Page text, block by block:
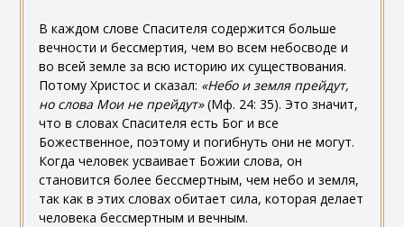
В каждом слове Спасителя содержится больше
вечности и бессмертия, чем во всем небосводе и
во всей земле за всю историю их существования.
Потому Христос и сказал: «Небо и земля прейдут,
но слова Мои не прейдут»(Мф. 24: 35). Это значит,
что в словах Спасителя есть Бог и все
Божественное, поэтому и погибнуть они не могут.
Когда человек усваивает Божии слова, он
становится более бессмертным, чем небо и земля,
так как в этих словах обитает сила, которая делает
человека бессмертным и вечным.